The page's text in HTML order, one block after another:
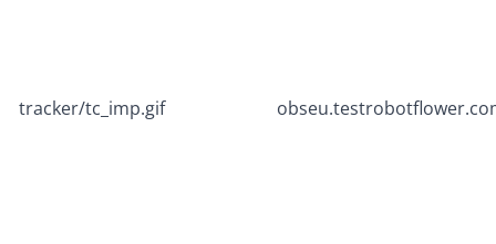
tracker/tc_imp.gif